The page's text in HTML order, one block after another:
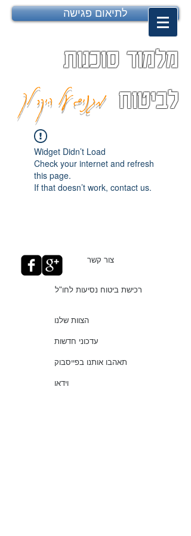
לתיאום פגישה
מלמוד סוכנות
לביטוח מגנים על היקר לך
Widget Didn’t Load
Check your internet and refresh
this page.
If that doesn’t work, contact us.
צור קשר
רכישת ביטוח נסיעות לחו"ל
הצוות שלנו
עדכוני חדשות
תאהבו אותנו בפייסבוק
וידאו